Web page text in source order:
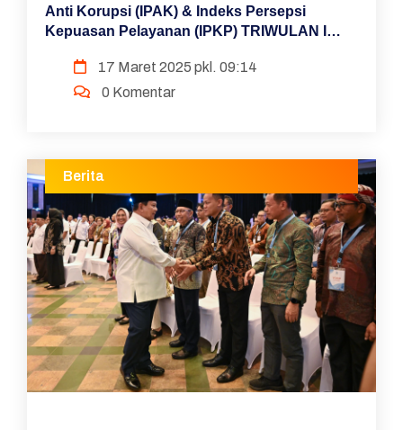
Anti Korupsi (IPAK) & Indeks Persepsi
Kepuasan Pelayanan (IPKP) TRIWULAN I
17 Maret 2025 pkl. 09:14
0 Komentar
Berita